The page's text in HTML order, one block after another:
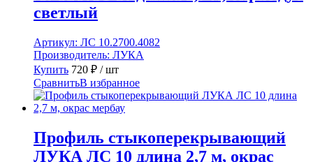
светлый
Артикул: ЛС 10.2700.4082
Производитель: ЛУКА
Купить 720 ₽ / шт
СравнитьВ избранное
Профиль стыкоперекрывающий
ЛУКА ЛС 10 длина 2,7 м, окрас